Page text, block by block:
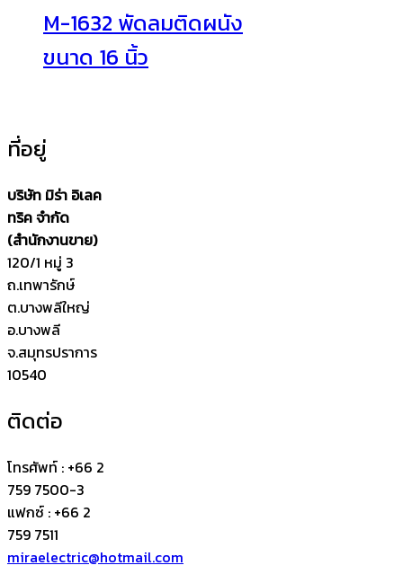
M-1632 พัดลมติดผนัง
ขนาด 16 นิ้ว
ที่อยู่
บริษัท มิร่า อิเลค
ทริค จำกัด
(สำนักงานขาย)
120/1 หมู่ 3
ถ.เทพารักษ์
ต.บางพลีใหญ่
อ.บางพลี
จ.สมุทรปราการ
10540
ติดต่อ
โทรศัพท์ : +66 2
759 7500-3
แฟกซ์ : +66 2
759 7511
miraelectric@hotmail.com